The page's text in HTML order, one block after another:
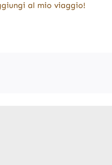
al mio viaggio!